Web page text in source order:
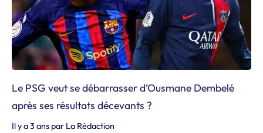
Le PSG veut se débarrasser d’Ousmane Dembelé
après ses résultats décevants ?
Il y a 3 ans par La Rédaction